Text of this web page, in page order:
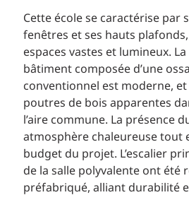
Cette école se caractérise par
fenêtres et ses hauts
espaces vastes et lumineux.
bâtiment composée d’une
conventionnel est moderne,
poutres de bois apparentes
l’aire commune. La présence
atmosphère chaleureuse tout
budget du projet. L’escalier
de la salle polyvalente ont été
préfabriqué, alliant durabilité